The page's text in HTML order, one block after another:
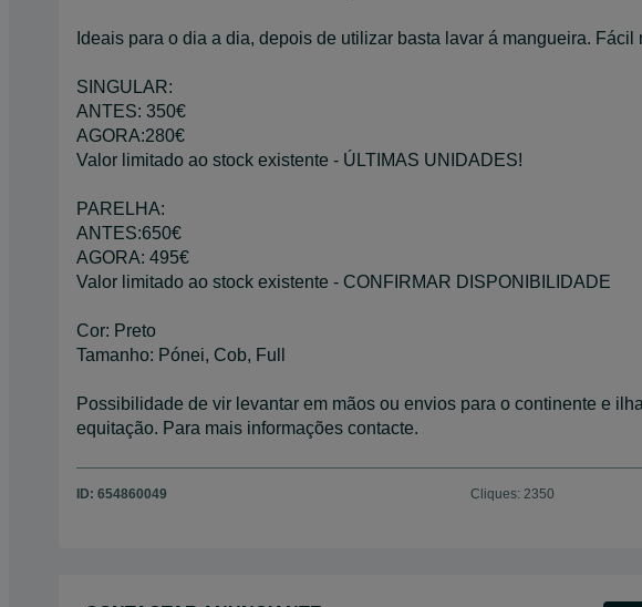
Ideais para o dia a dia, depois de utilizar basta lavar á mangueira. Fácil
SINGULAR:
ANTES: 350€
AGORA:280€
Valor limitado ao stock existente - ÚLTIMAS UNIDADES!
PARELHA:
ANTES:650€
AGORA: 495€
Valor limitado ao stock existente - CONFIRMAR DISPONIBILIDADE
Cor: Preto
Tamanho: Pónei, Cob, Full
Possibilidade de vir levantar em mãos ou envios para o continente e
equitação. Para mais informações contacte.
ID: 654860049 Cliques: 2350